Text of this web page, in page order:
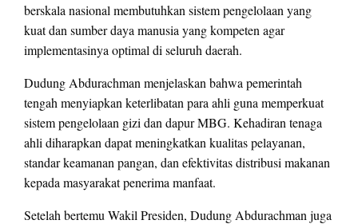
berskala nasional membutuhkan sistem pengelolaan yang
kuat dan sumber daya manusia yang kompeten agar
implementasinya optimal di seluruh daerah.
Dudung Abdurachman menjelaskan bahwa pemerintah
tengah menyiapkan keterlibatan para ahli guna memperkuat
sistem pengelolaan gizi dan dapur MBG. Kehadiran tenaga
ahli diharapkan dapat meningkatkan kualitas pelayanan,
standar keamanan pangan, dan efektivitas distribusi makanan
kepada masyarakat penerima manfaat.
Setelah bertemu Wakil Presiden, Dudung Abdurachman juga